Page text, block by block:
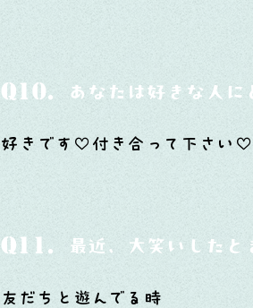
Q10. あなたは好きな人
好きです♡付き合って下さい♡
Q11. 最近、大笑いしたと
友だちと遊んでる時